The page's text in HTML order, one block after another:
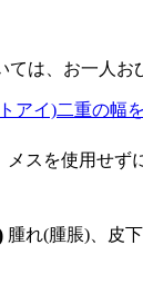
は、お一人お
アイ)二重の幅
メスを使用せず
腫れ(腫脹)、皮